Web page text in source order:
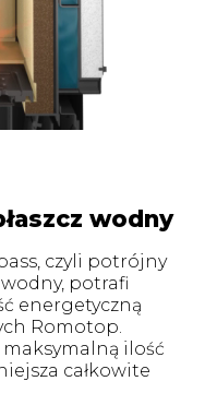
wodny
czyli potrójny
potrafi
energetyczną
Romotop.
maksymalną ilość
całkowite